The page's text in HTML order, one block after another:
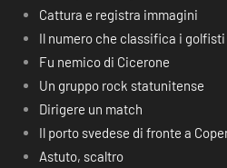
Cattura e registra immagini
Il numero che classifica i golfisti
Fu nemico di Cicerone
Un gruppo rock statunitense
Dirigere un match
Il porto svedese di fronte a
Astuto, scaltro